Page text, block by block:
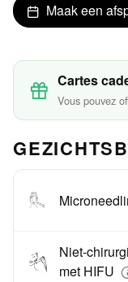
Maak een
Cartes
Vous pouvez
Niet-
met HIFU